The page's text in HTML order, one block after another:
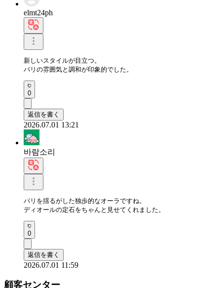
elmt24ph
新しいスタイルが目立つ。
パリの雰囲気と調和が印象的でした。
0
返信を書く
2026.07.01 13:21
바람소리
パリを揺るがした独歩的なオーラですね。
ディオールの定石をちゃんと見せてくれました。
0
返信を書く
2026.07.01 11:59
顧客センター